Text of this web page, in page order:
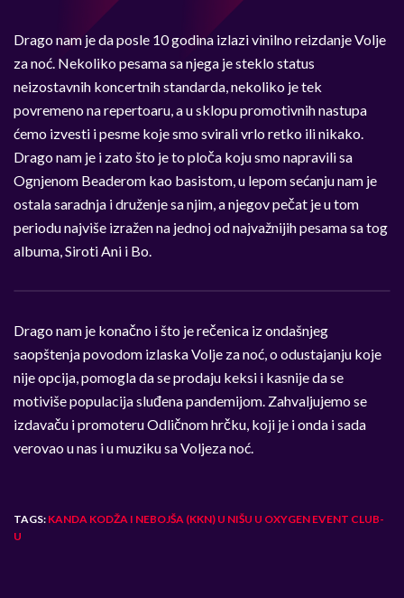
Drago nam je da posle 10 godina izlazi vinilno reizdanje Volje
za noć. Nekoliko pesama sa njega je steklo status
neizostavnih koncertnih standarda, nekoliko je tek
povremeno na repertoaru, a u sklopu promotivnih nastupa
ćemo izvesti i pesme koje smo svirali vrlo retko ili nikako.
Drago nam je i zato što je to ploča koju smo napravili sa
Ognjenom Beaderom kao basistom, u lepom sećanju nam je
ostala saradnja i druženje sa njim, a njegov pečat je u tom
periodu najviše izražen na jednoj od najvažnijih pesama sa tog
albuma, Siroti Ani i Bo.
Drago nam je konačno i što je rečenica iz ondašnjeg
saopštenja povodom izlaska Volje za noć, o odustajanju koje
nije opcija, pomogla da se prodaju keksi i kasnije da se
motiviše populacija sluđena pandemijom. Zahvaljujemo se
izdavaču i promoteru Odličnom hrčku, koji je i onda i sada
verovao u nas i u muziku sa Voljeza noć.
TAGS: KANDA KODŽA I NEBOJŠA (KKN) U NIŠU U OXYGEN EVENT CLUB-
U